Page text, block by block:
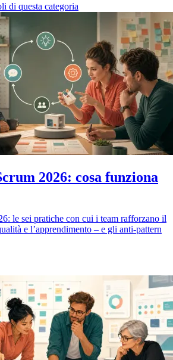
di questa categoria
2026: cosa funziona
le sei pratiche con cui i team rafforzano il
e l’apprendimento – e gli anti-pattern